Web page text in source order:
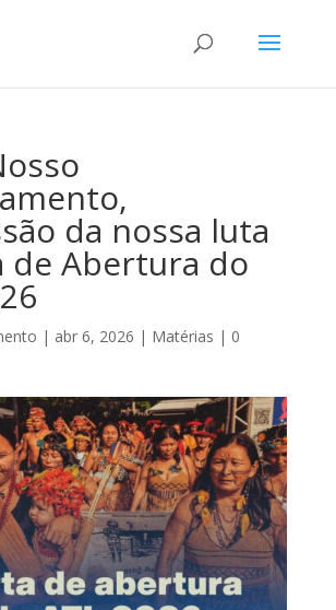
da nossa luta
de Abertura do
| abr 6, 2026 | Matérias | 0